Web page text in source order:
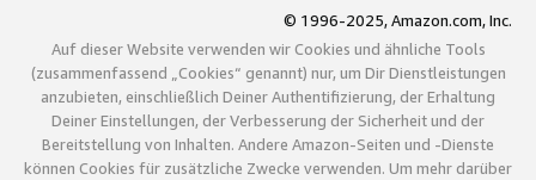
© 1996-2025, Amazon.com, Inc.
Auf dieser Website verwenden wir Cookies und ähnliche Tools
(zusammenfassend „Cookies“ genannt) nur, um Dir Dienstleistungen
anzubieten, einschließlich Deiner Authentifizierung, der Erhaltung
Deiner Einstellungen, der Verbesserung der Sicherheit und der
Bereitstellung von Inhalten. Andere Amazon-Seiten und -Dienste
können Cookies für zusätzliche Zwecke verwenden. Um mehr darüber